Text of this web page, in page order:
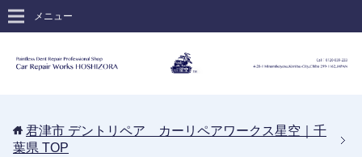
メニュー
君津市 デントリペア カーリペアワークス星空｜千
葉県 TOP